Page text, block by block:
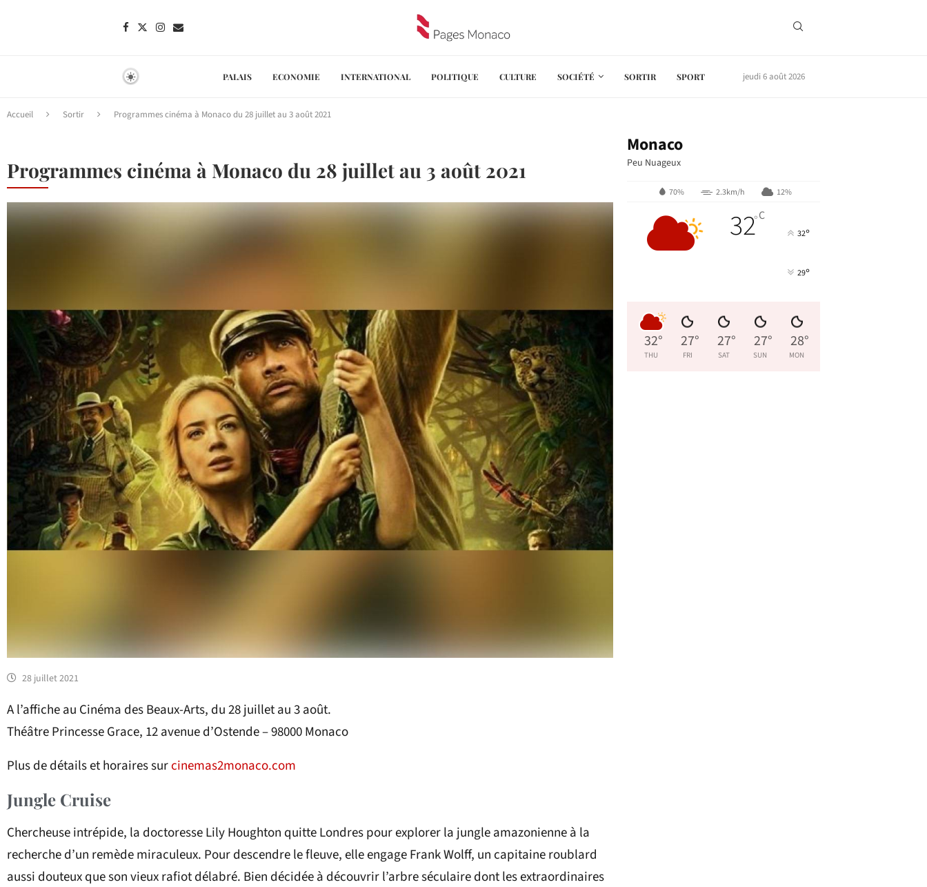
PALAIS ECONOMIE INTERNATIONAL POLITIQUE CULTURE SOCIÉTÉ SORTIR SPORT jeudi 6 août 2026
Accueil Sortir Programmes cinéma à Monaco du 28 juillet au 3 août 2021
Programmes cinéma à Monaco du 28 juillet au 3 août 2021
28 juillet 2021
A l’affiche au Cinéma des Beaux-Arts, du 28 juillet au 3 août.
Théâtre Princesse Grace, 12 avenue d’Ostende – 98000 Monaco
Plus de détails et horaires surcinemas2monaco.com
Jungle Cruise
Chercheuse intrépide, la doctoresse Lily Houghton quitte Londres pour explorer la jungle amazonienne à la
recherche d’un remède miraculeux. Pour descendre le fleuve, elle engage Frank Wolff, un capitaine roublard
aussi douteux que son vieux rafiot délabré. Bien décidée à découvrir l’arbre séculaire dont les extraordinaires
Monaco
Peu Nuageux
70% 2.3km/h 12%
32°C
32°
29°
32°
THU
27°
FRI
27°
SAT
27°
SUN
28°
MON